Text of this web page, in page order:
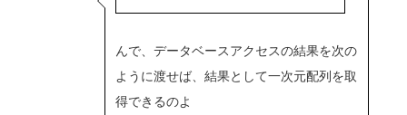
んで、データベースアクセスの結果を次の
ように渡せば、結果として一次元配列を取
得できるのよ